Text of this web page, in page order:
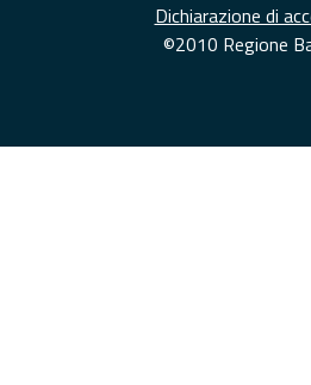
Dichiarazione di
©2010 Regione